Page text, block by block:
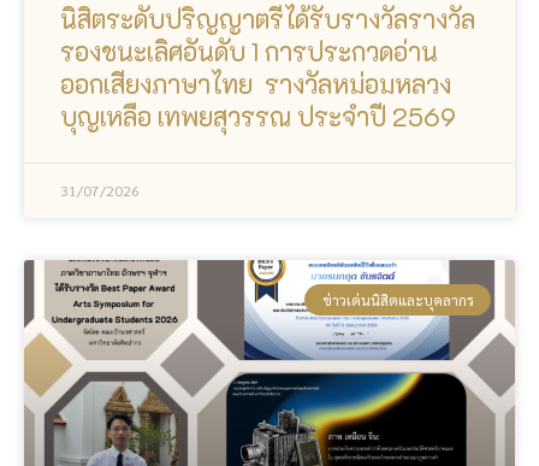
นิสิตระดับปริญญาตรีได้รับรางวัลรางวัล
รองชนะเลิศอันดับ 1 การประกวดอ่าน
ออกเสียงภาษาไทย รางวัลหม่อมหลวง
บุญเหลือ เทพยสุวรรณ ประจำปี 2569
31/07/2026
ข่าวเด่นนิสิตและบุคลากร